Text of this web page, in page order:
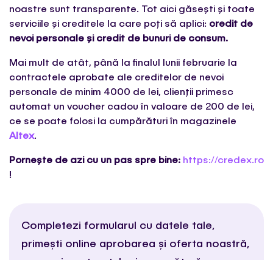
noastre sunt transparente. Tot aici găsești și toate
serviciile și creditele la care poți să aplici: credit de
nevoi personale și credit de bunuri de consum.
Mai mult de atât, până la finalul lunii februarie la
contractele aprobate ale creditelor de nevoi
personale de minim 4000 de lei, clienții primesc
automat un voucher cadou în valoare de 200 de lei,
ce se poate folosi la cumpărături în magazinele
Altex.
Pornește de azi cu un pas spre bine: https://credex.ro
!
Completezi formularul cu datele tale,
primești online aprobarea și oferta noastră,